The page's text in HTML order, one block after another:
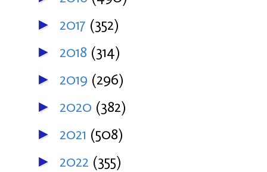
► 2017 (352)
► 2018 (314)
► 2019 (296)
► 2020 (382)
► 2021 (508)
► 2022 (355)